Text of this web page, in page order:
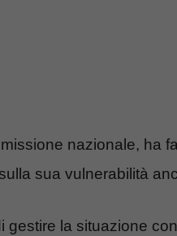
nazionale, ha
sua vulnerabilità
gestire la situazione